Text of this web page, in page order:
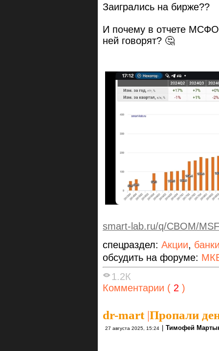
Заигрались на бирже??
И почему в отчете
ней говорят? 🤔
smart-lab.ru/q/CBOM/
спецраздел: Акции,
обсудить на форуме:
1.2К
Комментарии ( 2 )
dr-mart|Пропали
27 августа 2025, 15:24 Тимофей